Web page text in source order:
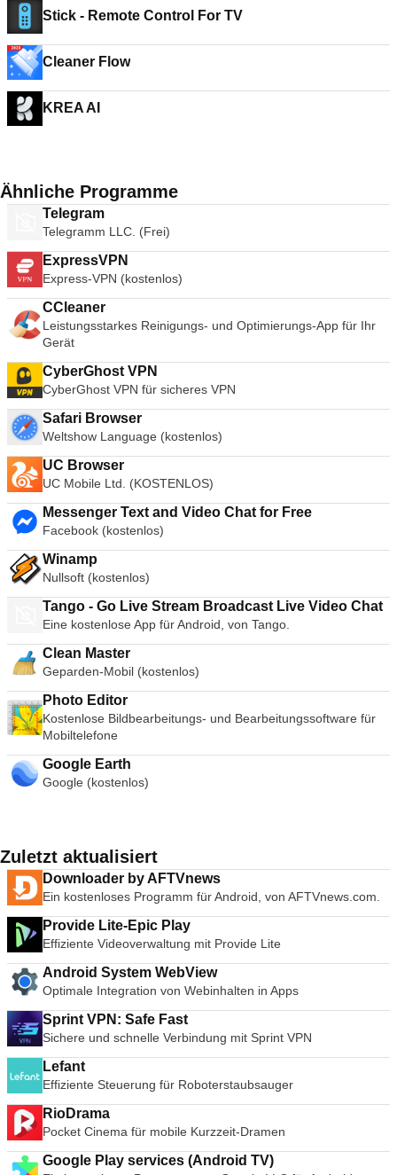
Stick - Remote Control For TV
Cleaner Flow
KREA AI
Ähnliche Programme
Telegram
Telegramm LLC. (Frei)
ExpressVPN
Express-VPN (kostenlos)
CCleaner
Leistungsstarkes Reinigungs- und Optimierungs-App für Ihr
Gerät
CyberGhost VPN
CyberGhost VPN für sicheres VPN
Safari Browser
Weltshow Language (kostenlos)
UC Browser
UC Mobile Ltd. (KOSTENLOS)
Messenger Text and Video Chat for Free
Facebook (kostenlos)
Winamp
Nullsoft (kostenlos)
Tango - Go Live Stream Broadcast Live Video Chat
Eine kostenlose App für Android, von Tango.
Clean Master
Geparden-Mobil (kostenlos)
Photo Editor
Kostenlose Bildbearbeitungs- und Bearbeitungssoftware für
Mobiltelefone
Google Earth
Google (kostenlos)
Zuletzt aktualisiert
Downloader by AFTVnews
Ein kostenloses Programm für Android, von AFTVnews.com.
Provide Lite-Epic Play
Effiziente Videoverwaltung mit Provide Lite
Android System WebView
Optimale Integration von Webinhalten in Apps
Sprint VPN: Safe Fast
Sichere und schnelle Verbindung mit Sprint VPN
Lefant
Effiziente Steuerung für Roboterstaubsauger
RioDrama
Pocket Cinema für mobile Kurzzeit-Dramen
Google Play services (Android TV)